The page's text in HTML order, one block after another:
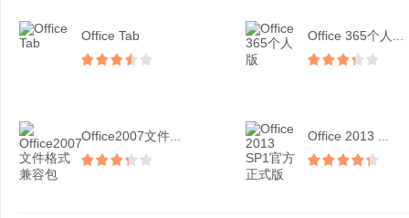
Office Tab Office 365个人...
Office2007文件... Office 2013 ...